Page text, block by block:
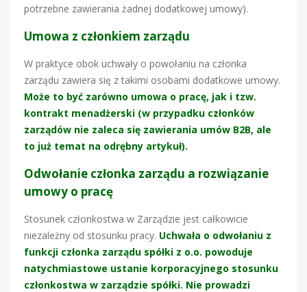
potrzebne zawierania żadnej dodatkowej umowy).
Umowa z członkiem zarządu
W praktyce obok uchwały o powołaniu na członka
zarządu zawiera się z takimi osobami dodatkowe umowy.
Może to być zarówno umowa o pracę, jak i tzw.
kontrakt menadżerski (w przypadku członków
zarządów nie zaleca się zawierania umów B2B, ale
to już temat na odrębny artykuł).
Odwołanie członka zarządu a rozwiązanie
umowy o pracę
Stosunek członkostwa w Zarządzie jest całkowicie
niezależny od stosunku pracy. Uchwała o odwołaniu z
funkcji członka zarządu spółki z o.o. powoduje
natychmiastowe ustanie korporacyjnego stosunku
członkostwa w zarządzie spółki. Nie prowadzi